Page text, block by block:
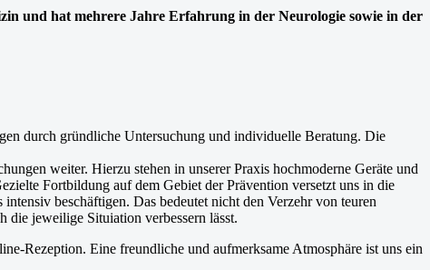
und hat mehrere Jahre Erfahrung in der Neurologie sowie in der
durch gründliche Untersuchung und individuelle Beratung. Die
weiter. Hierzu stehen in unserer Praxis hochmoderne Geräte und
Fortbildung auf dem Gebiet der Prävention versetzt uns in die
beschäftigen. Das bedeutet nicht den Verzehr von teuren
die jeweilige Situiation verbessern lässt.
Rezeption. Eine freundliche und aufmerksame Atmosphäre ist uns ein